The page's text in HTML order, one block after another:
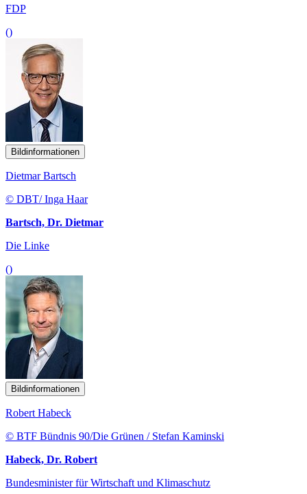
FDP
()
Bildinformationen
Dietmar Bartsch
© DBT/ Inga Haar
Bartsch, Dr. Dietmar
Die Linke
()
Bildinformationen
Robert Habeck
© BTF Bündnis 90/Die Grünen / Stefan Kaminski
Habeck, Dr. Robert
Bundesminister für Wirtschaft und Klimaschutz